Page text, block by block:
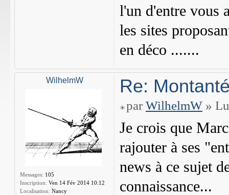
l'un d'entre vous
les sites
en déco .......
WilhelmW
Messages: 105
Inscription: Ven 14 Fév 2014 10:12
Localisation: Nancy
Re:
par WilhelmW »
Je crois que
rajouter à ses
news à ce sujet
connaissance...